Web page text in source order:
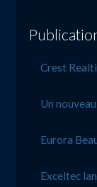
Crest
Un
Eurora
Exceltec